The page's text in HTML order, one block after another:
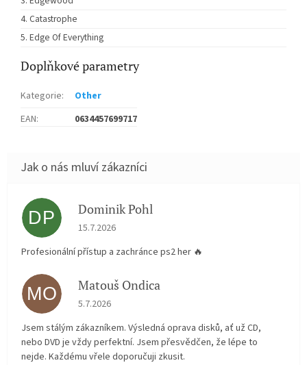
Catastrophe
Edge Of Everything
Doplňkové parametry
Kategorie:
Other
EAN: 0634457699717
DP Dominik Pohl
Hodnocení obchodu je 5 z 5 hvězdiček.
15.7.2026
Profesionální přístup a zachránce ps2 her 🔥
MO Matouš Ondica
Hodnocení obchodu je 5 z 5 hvězdiček.
5.7.2026
Jsem stálým zákazníkem. Výsledná oprava disků, ať už CD,
nebo DVD je vždy perfektní. Jsem přesvědčen, že lépe to
nejde. Každému vřele doporučuji zkusit.